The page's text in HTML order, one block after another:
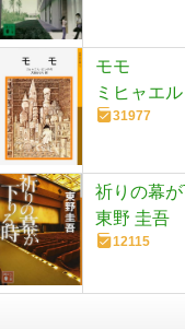
モモ
ミヒャエ
31977
祈りの幕
東野 圭吾
12115